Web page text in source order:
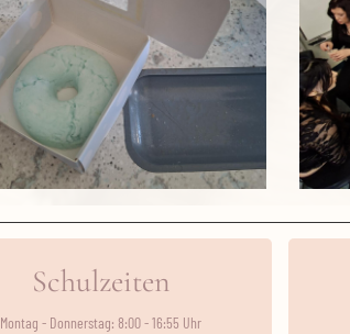
Schulzeiten
Montag - Donnerstag: 8:00 - 16:55 Uhr